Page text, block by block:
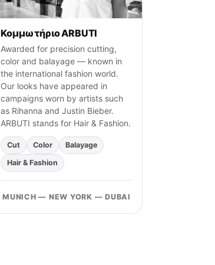
Κομμωτήριο ARBUTI
Awarded for precision cutting,
color and balayage — known in
the international fashion world.
Our looks have appeared in
campaigns worn by artists such
as Rihanna and Justin Bieber.
ARBUTI stands for Hair & Fashion.
Cut Color
Balayage
Hair & Fashion
MUNICH — NEW YORK — DUBAI